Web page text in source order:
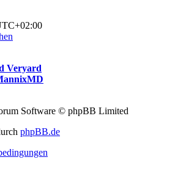
Veryard
Software © phpBB Limited
phpBB.de